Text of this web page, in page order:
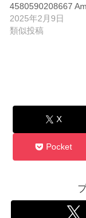
4580590208667
2025年2月9日
類似投稿
X
Pocket